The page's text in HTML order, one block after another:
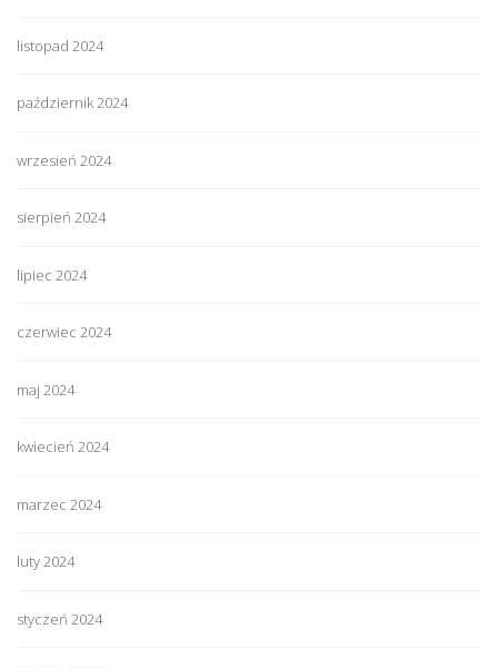
listopad 2024
październik 2024
wrzesień 2024
sierpień 2024
lipiec 2024
czerwiec 2024
maj 2024
kwiecień 2024
marzec 2024
luty 2024
styczeń 2024